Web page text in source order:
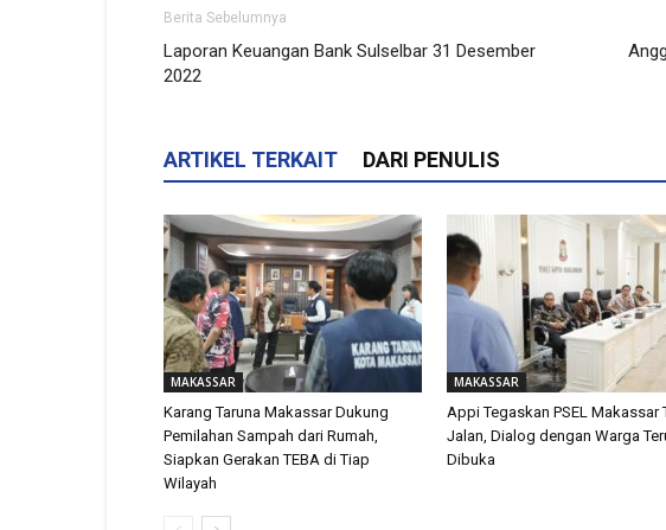
Berita Sebelumnya
Laporan Keuangan Bank Sulselbar 31 Desember
2022
ARTIKEL TERKAIT DARI PENULIS
MAKASSAR
Karang Taruna Makassar Dukung
Pemilahan Sampah dari Rumah,
Siapkan Gerakan TEBA di Tiap
Wilayah
MAKASSAR
Appi Tegaskan PSEL Makassar
Jalan, Dialog dengan Warga
Dibuka